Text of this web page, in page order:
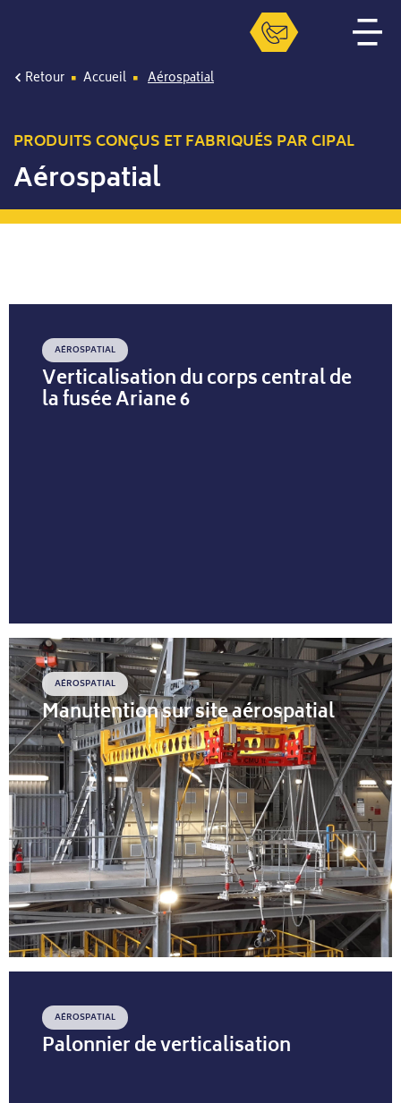
Retour Accueil Aérospatial
PRODUITS CONÇUS ET FABRIQUÉS PAR CIPAL
Aérospatial
AÉROSPATIAL
Verticalisation du corps central de
la fusée Ariane 6
AÉROSPATIAL
Manutention sur site aérospatial
AÉROSPATIAL
Palonnier de verticalisation